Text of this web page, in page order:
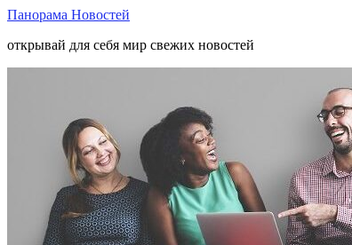
Панорама Новостей
открывай для себя мир свежих новостей